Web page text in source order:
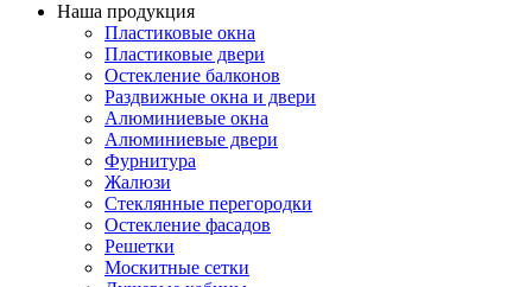
Наша продукция
Пластиковые окна
Пластиковые двери
Остекление балконов
Раздвижные окна и двери
Алюминиевые окна
Алюминиевые двери
Фурнитура
Жалюзи
Стеклянные перегородки
Остекление фасадов
Решетки
Москитные сетки